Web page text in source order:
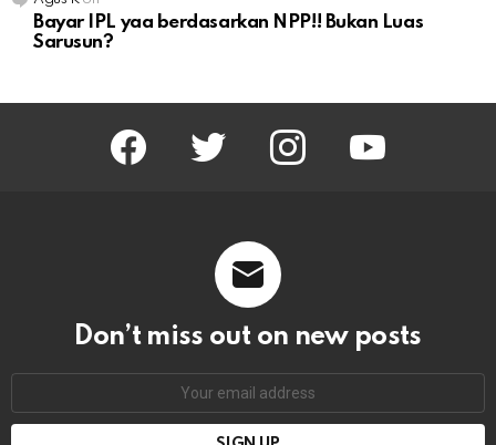
Bayar IPL yaa berdasarkan NPP!! Bukan Luas
Sarusun?
facebook twitter instagram youtube
Don’t miss out on new posts